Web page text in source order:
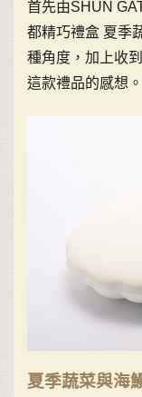
首先由SHUN
都精巧禮盒 夏季
種角度，加上收
這款禮品的感想。
夏季蔬菜與海